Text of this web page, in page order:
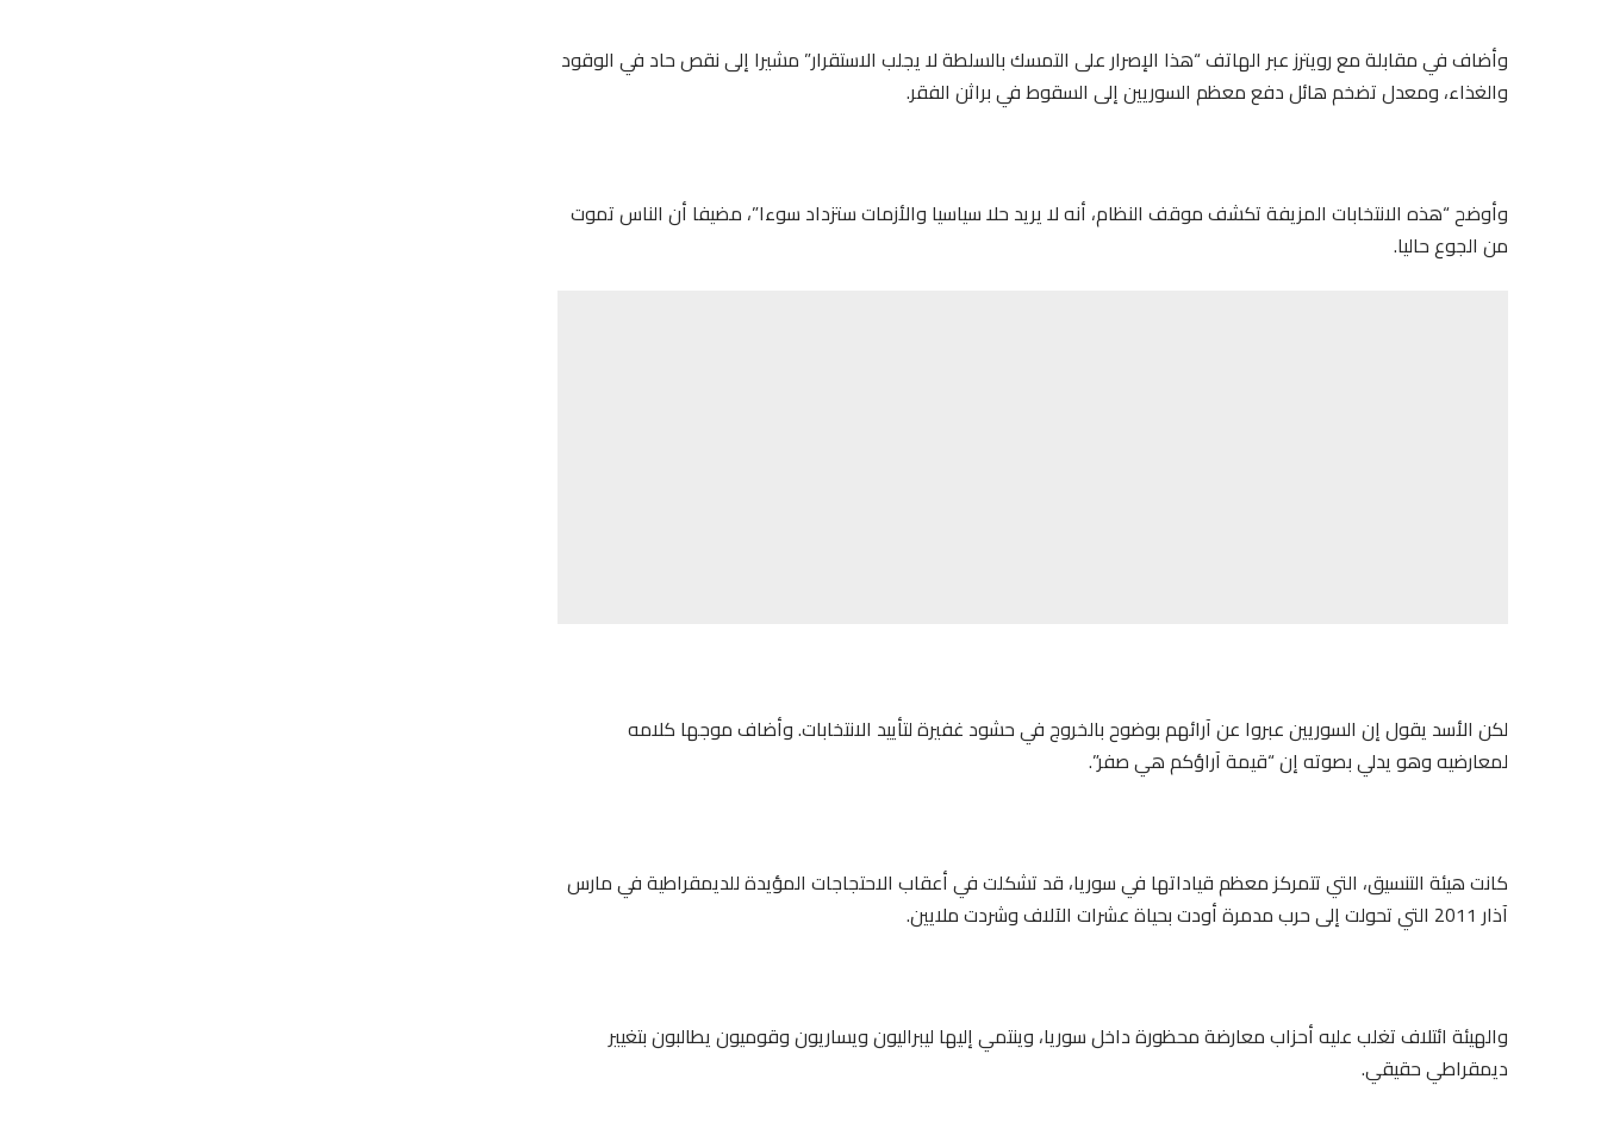
وأضاف في مقابلة مع رويترز عبر الهاتف “هذا الإصرار على التمسك بالسلطة لا يجلب الاستقرار” مشيرا إلى نقص حاد في الوقود
والغذاء، ومعدل تضخم هائل دفع معظم السوريين إلى السقوط في براثن الفقر.
وأوضح “هذه الانتخابات المزيفة تكشف موقف النظام، أنه لا يريد حلا سياسيا والأزمات ستزداد سوءا”، مضيفا أن الناس تموت
من الجوع حاليا.
لكن الأسد يقول إن السوريين عبروا عن آرائهم بوضوح بالخروج في حشود غفيرة لتأييد الانتخابات. وأضاف موجها كلامه
لمعارضيه وهو يدلي بصوته إن “قيمة آراؤكم هي صفر”.
كانت هيئة التنسيق، التي تتمركز معظم قياداتها في سوريا، قد تشكلت في أعقاب الاحتجاجات المؤيدة للديمقراطية في مارس
آذار 2011 التي تحولت إلى حرب مدمرة أودت بحياة عشرات الآلاف وشردت ملايين.
والهيئة ائتلاف تغلب عليه أحزاب معارضة محظورة داخل سوريا، وينتمي إليها ليبراليون ويساريون وقوميون يطالبون بتغيير
ديمقراطي حقيقي.